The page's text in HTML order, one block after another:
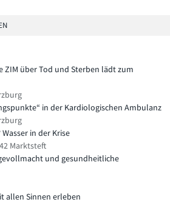
ZIM über Tod und Sterben lädt zum
in der Kardiologischen Ambulanz
in der Krise
Marktsteft
und gesundheitliche
allen Sinnen erleben